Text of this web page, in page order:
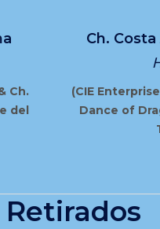
Ch.
del
Ch.
(CIE
Dance of
Retirados